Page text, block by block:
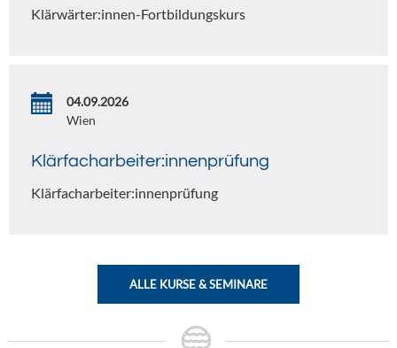
Klärwärter:innen-Fortbildungskurs
04.09.2026
Wien
Klärfacharbeiter:innenprüfung
Klärfacharbeiter:innenprüfung
ALLE KURSE & SEMINARE